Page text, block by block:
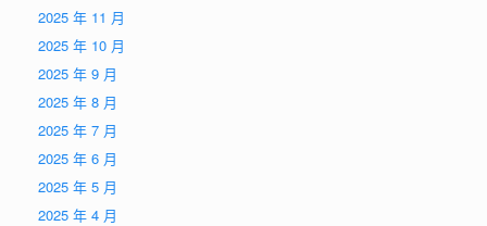
2025 年 11 月
2025 年 10 月
2025 年 9 月
2025 年 8 月
2025 年 7 月
2025 年 6 月
2025 年 5 月
2025 年 4 月